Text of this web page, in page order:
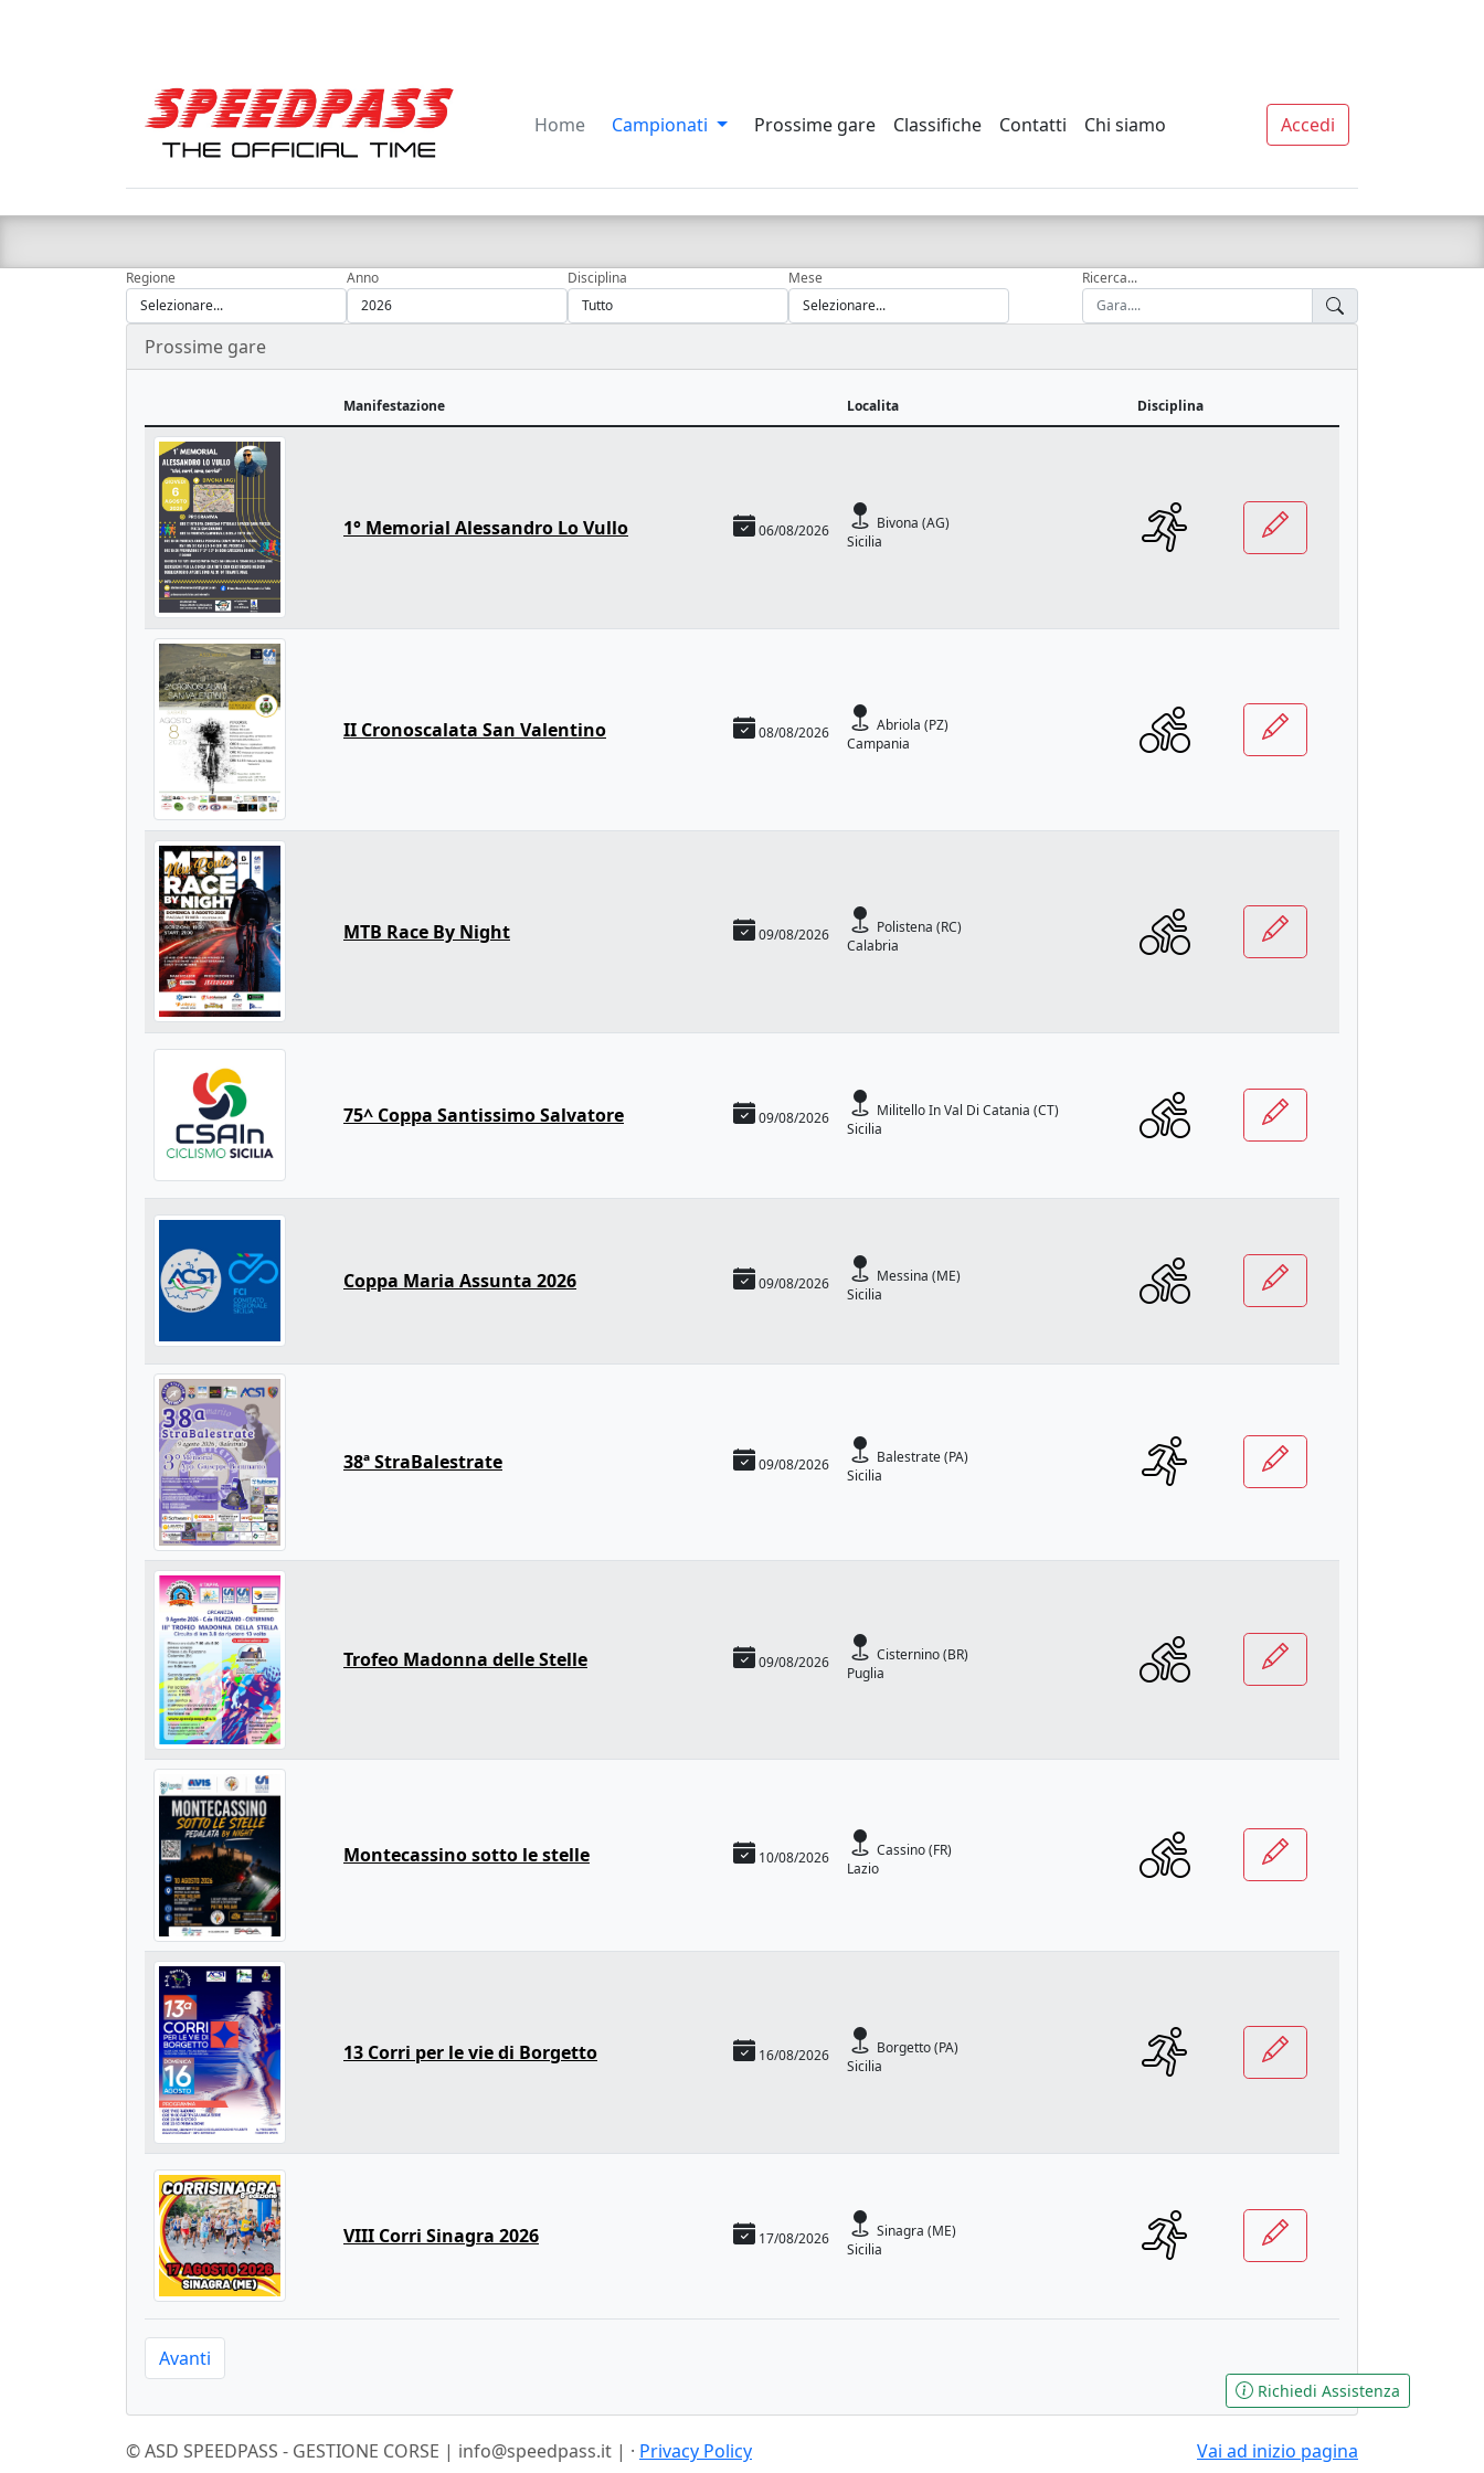
Home Campionati Prossime gare Classifiche Contatti Chi siamo Accedi
Richiedi Assistenza
Regione Anno Disciplina Mese Ricerca...
Prossime gare
Manifestazione Localita Disciplina
1° Memorial Alessandro Lo Vullo 06/08/2026
Bivona (AG)
Sicilia
II Cronoscalata San Valentino 08/08/2026
Abriola (PZ)
Campania
MTB Race By Night 09/08/2026
Polistena (RC)
Calabria
75^ Coppa Santissimo Salvatore 09/08/2026
Militello In Val Di Catania (CT)
Sicilia
Coppa Maria Assunta 2026 09/08/2026
Messina (ME)
Sicilia
38ª StraBalestrate 09/08/2026
Balestrate (PA)
Sicilia
Trofeo Madonna delle Stelle 09/08/2026
Cisternino (BR)
Puglia
Montecassino sotto le stelle 10/08/2026
Cassino (FR)
Lazio
13 Corri per le vie di Borgetto 16/08/2026
Borgetto (PA)
Sicilia
VIII Corri Sinagra 2026 17/08/2026
Sinagra (ME)
Sicilia
Avanti
Vai ad inizio pagina
© ASD SPEEDPASS - GESTIONE CORSE | info@speedpass.it | · Privacy Policy